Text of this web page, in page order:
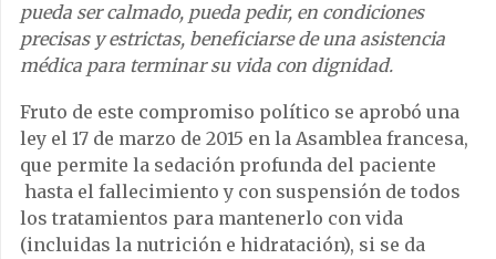
pueda ser calmado, pueda pedir, en condiciones
precisas y estrictas, beneficiarse de una asistencia
médica para terminar su vida con dignidad.
Fruto de este compromiso político se aprobó una
ley el 17 de marzo de 2015 en la Asamblea francesa,
que permite la sedación profunda del paciente
hasta el fallecimiento y con suspensión de todos
los tratamientos para mantenerlo con vida
(incluidas la nutrición e hidratación), si se da